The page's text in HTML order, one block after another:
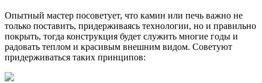
Опытный мастер посоветует, что камин или печь важно не
только поставить, придерживаясь технологии, но и правильно
покрыть, тогда конструкция будет служить многие годы и
радовать теплом и красивым внешним видом. Советуют
придерживаться таких принципов: